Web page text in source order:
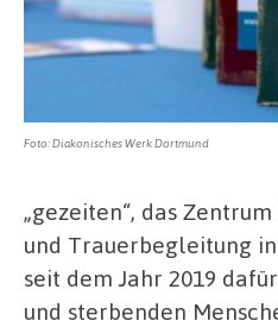
Foto: Diakonisches Werk Dortmund
„gezeiten“, das
und Trauerbegleitung
seit dem Jahr 2019
und sterbenden